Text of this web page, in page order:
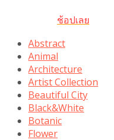
ช้อปเลย
Abstract
Animal
Architecture
Artist Collection
Beautiful City
Black&White
Botanic
Flower